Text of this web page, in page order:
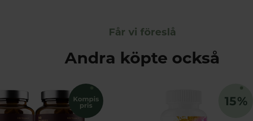
Får vi föreslå
Andra köpte också